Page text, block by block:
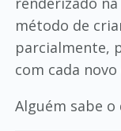
método de
parcialmente,
com cada
Alguém sabe o